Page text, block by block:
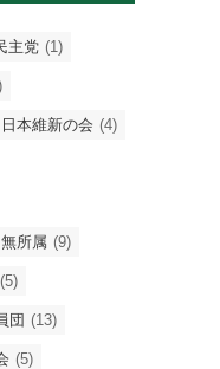
主党 (1)
本維新の会 (4)
所属 (9)
(5)
団 (13)
(5)